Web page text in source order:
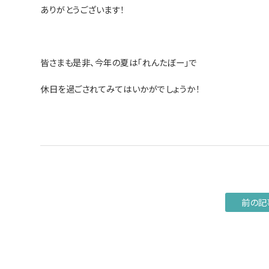
ありがとうございます！
皆さまも是非、今年の夏は「れんたぼー」で
休日を過ごされてみてはいかがでしょうか！
前の記